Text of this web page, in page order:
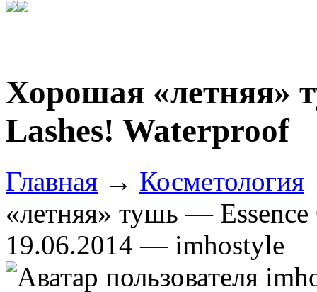
Хорошая «летняя»
Lashes! Waterproof
Главная → Косметология
«летняя» тушь —
19.06.2014 — imhostyle